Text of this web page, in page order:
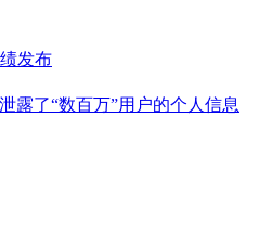
发布
露了“数百万”用户的个人信息